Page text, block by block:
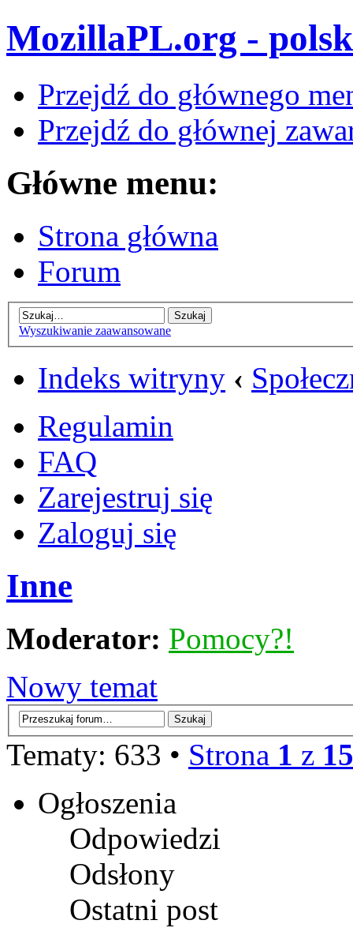
MozillaPL.org -
Przejdź do głównego
Przejdź do głównej
Główne menu:
Strona główna
Forum
Wyszukiwanie zaawansowane
Indeks witryny ‹
Regulamin
FAQ
Zarejestruj się
Zaloguj się
Inne
Moderator: Pomocy?!
Nowy temat
Tematy: 633 • Strona 1 z 15
Ogłoszenia
Odpowiedzi
Odsłony
Ostatni post